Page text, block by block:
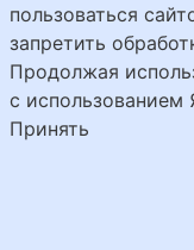
пользоваться
запретить
Продолжая
с
Принять